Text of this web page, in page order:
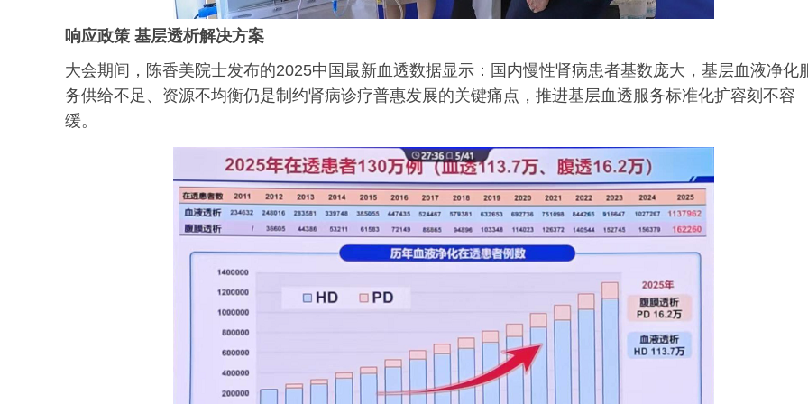
响应政策 基层透析解决方案
大会期间，陈香美院士发布的2025中国最新血透数据显示：国内慢性肾病患者基数庞大，基层血液净化
务供给不足、资源不均衡仍是制约肾病诊疗普惠发展的关键痛点，推进基层血透服务标准化扩容刻不容
缓。